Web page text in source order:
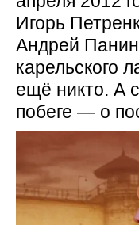
Игорь
Андрей
карельского
ещё никто. А
побеге — о